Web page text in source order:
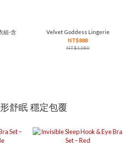
組-含
Velvet Goddess Lingerie
NT$888
NT$1,080
舒眠 穩定包覆